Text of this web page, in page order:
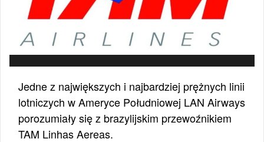
Jedne z największych i najbardziej prężnych linii
lotniczych w Ameryce Południowej LAN Airways
porozumiały się z brazylijskim przewoźnikiem
TAM Linhas Aereas.